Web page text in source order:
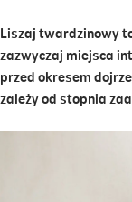
Liszaj twardzinowy
zazwyczaj miejsca
przed okresem
zależy od stopnia